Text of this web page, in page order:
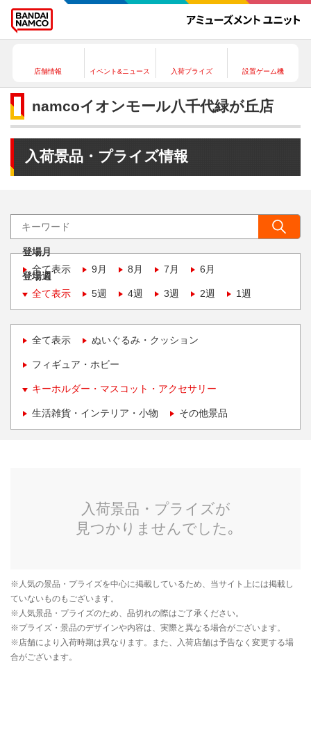
店舗情報 イベント&ニュース 入荷プライズ 設置ゲーム機
namcoイオンモール八千代緑が丘店
入荷景品・プライズ情報
登場月
全て表示
9月 8月 7月 6月
登場週
全て表示
5週 4週 3週 2週 1週
全て表示 ぬいぐるみ・クッション
フィギュア・ホビー
キーホルダー・マスコット・アクセサリー
生活雑貨・インテリア・小物 その他景品